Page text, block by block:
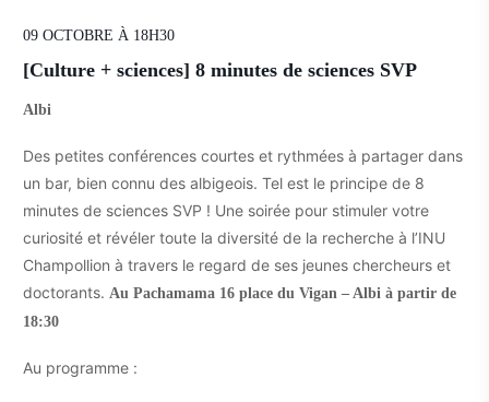
09 OCTOBRE À 18H30
[Culture + sciences] 8 minutes de sciences SVP
Albi
Des petites conférences courtes et rythmées à partager dans
un bar, bien connu des albigeois. Tel est le principe de 8
minutes de sciences SVP ! Une soirée pour stimuler votre
curiosité et révéler toute la diversité de la recherche à l’INU
Champollion à travers le regard de ses jeunes chercheurs et
doctorants. Au Pachamama 16 place du Vigan – Albi à partir de
18:30
Au programme :